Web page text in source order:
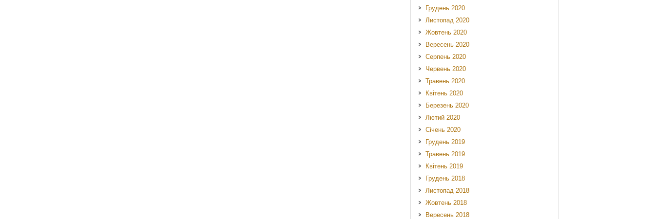
Грудень 2020
Листопад 2020
Жовтень 2020
Вересень 2020
Серпень 2020
Червень 2020
Травень 2020
Квітень 2020
Березень 2020
Лютий 2020
Січень 2020
Грудень 2019
Травень 2019
Квітень 2019
Грудень 2018
Листопад 2018
Жовтень 2018
Вересень 2018